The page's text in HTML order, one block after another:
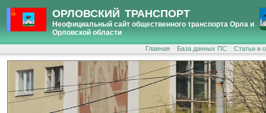
ОРЛОВСКИЙ ТРАНСПОРТ
Неофициальный сайт общественного транспорта Орла и
Орловской области
Главная База данных ПС Статьи и